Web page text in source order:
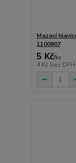
Mazací
1100907
5 Kč/ks
4 Kč bez DPH